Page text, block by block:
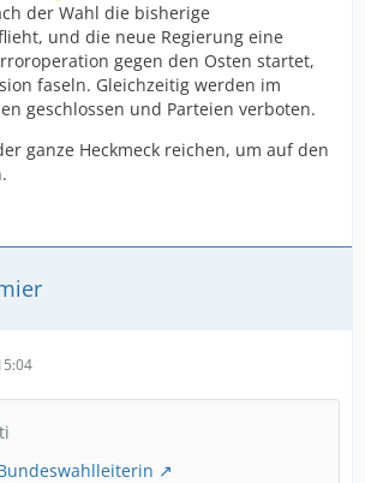
der Wahl die bisherige
und die neue Regierung eine
gegen den Osten startet,
faseln. Gleichzeitig werden im
geschlossen und Parteien verboten.
ganze Heckmeck reichen, um auf den